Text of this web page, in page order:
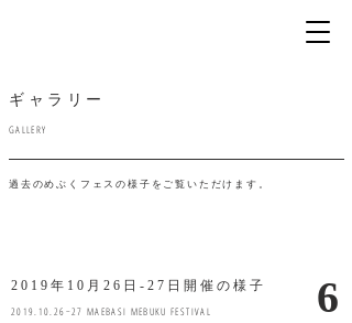
ギャラリー
GALLERY
過去のめぶくフェスの様子をご覧いただけます。
6
2019年10月26日-27日開催の様子
2019.10.26−27 MAEBASI MEBUKU FESTIVAL